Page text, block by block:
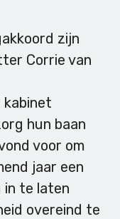
zijn
Corrie van
kabinet
hun baan
voor om
jaar een
in te laten
overeind te